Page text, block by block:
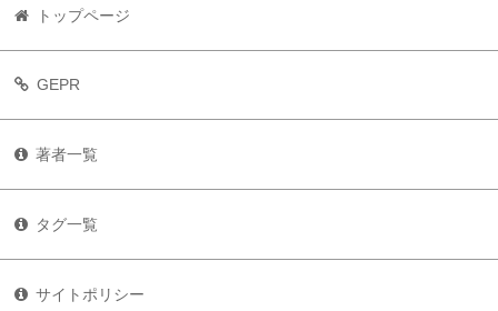
トップページ
GEPR
著者一覧
タグ一覧
サイトポリシー